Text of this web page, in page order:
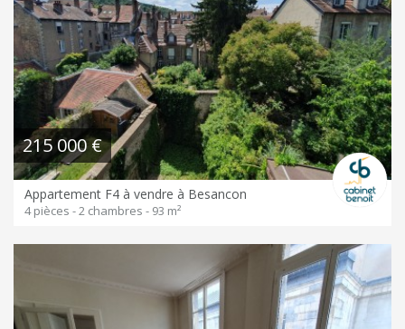
215 000 €
Appartement F4 à vendre à Besancon
4 pièces - 2 chambres - 93 m²